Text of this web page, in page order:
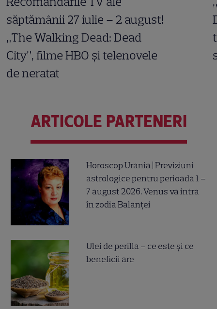
săptămânii 27 iulie – 2 august!
„The Walking Dead: Dead
City”, filme HBO și telenovele
de neratat
ARTICOLE PARTENERI
Horoscop Urania | Previziuni
astrologice pentru perioada 1 –
7 august 2026. Venus va intra
în zodia Balanței
Ulei de perilla – ce este și ce
beneficii are